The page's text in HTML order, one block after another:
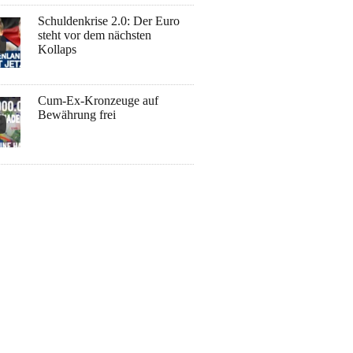
Schuldenkrise 2.0: Der Euro
steht vor dem nächsten
Kollaps
Cum-Ex-Kronzeuge auf
Bewährung frei